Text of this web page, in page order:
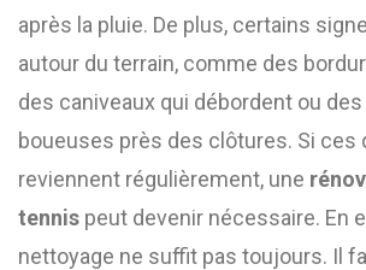
après la pluie. De plus, certains
autour du terrain, comme des
des caniveaux qui débordent ou
boueuses près des clôtures. Si ces
reviennent régulièrement, une
tennis peut devenir nécessaire. En
nettoyage ne suffit pas toujours. Il